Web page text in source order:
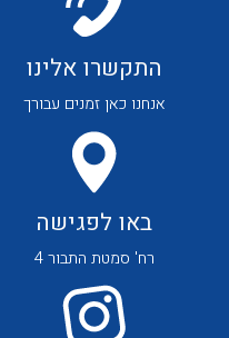
לכל מוצרי היצרן
לכל מוצרי היצרן
התקשרו אלינו
אנחנו כאן זמנים עבורך
באו לפגישה
רח' סמטת התבור 4